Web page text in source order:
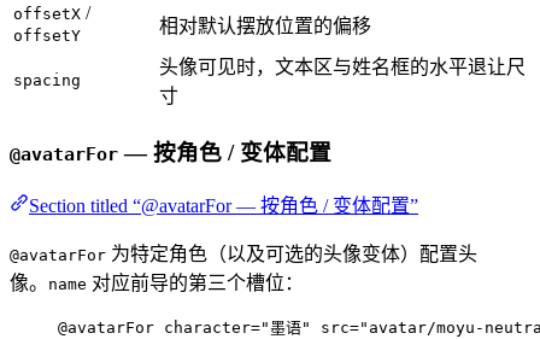
offsetX /
offsetY 相对默认摆放位置的偏移
spacing
头像可见时，文本区与姓名框的水平退让尺
寸
@avatarFor — 按角色 / 变体配置
Section titled “@avatarFor — 按角色 / 变体配置”
@avatarFor 为特定角色（以及可选的头像变体）配置头
像。
name 对应前导的第三个槽位：
@avatarFor character="墨语" src="avatar/moyu-